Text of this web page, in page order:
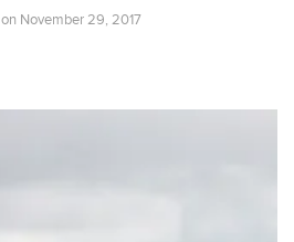
on November 29, 2017